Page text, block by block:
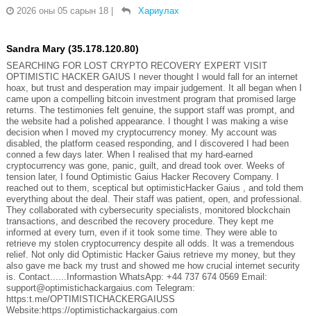
2026 оны 05 сарын 18
Хариулах
Sandra Mary (35.178.120.80)
SEARCHING FOR LOST CRYPTO RECOVERY EXPERT VISIT
OPTIMISTIC HACKER GAIUS I never thought I would fall for an internet
hoax, but trust and desperation may impair judgement. It all began when I
came upon a compelling bitcoin investment program that promised large
returns. The testimonies felt genuine, the support staff was prompt, and
the website had a polished appearance. I thought I was making a wise
decision when I moved my cryptocurrency money. My account was
disabled, the platform ceased responding, and I discovered I had been
conned a few days later. When I realised that my hard-earned
cryptocurrency was gone, panic, guilt, and dread took over. Weeks of
tension later, I found Optimistic Gaius Hacker Recovery Company. I
reached out to them, sceptical but optimisticHacker Gaius , and told them
everything about the deal. Their staff was patient, open, and professional.
They collaborated with cybersecurity specialists, monitored blockchain
transactions, and described the recovery procedure. They kept me
informed at every turn, even if it took some time. They were able to
retrieve my stolen cryptocurrency despite all odds. It was a tremendous
relief. Not only did Optimistic Hacker Gaius retrieve my money, but they
also gave me back my trust and showed me how crucial internet security
is. Contact......Informastion WhatsApp: +44 737 674 0569 Email:
support@optimistichackargaius.com Telegram:
https:t.me/OPTIMISTICHACKERGAIUSS
Website:https://optimistichackargaius.com